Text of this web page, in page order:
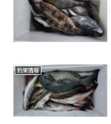
釣果情報